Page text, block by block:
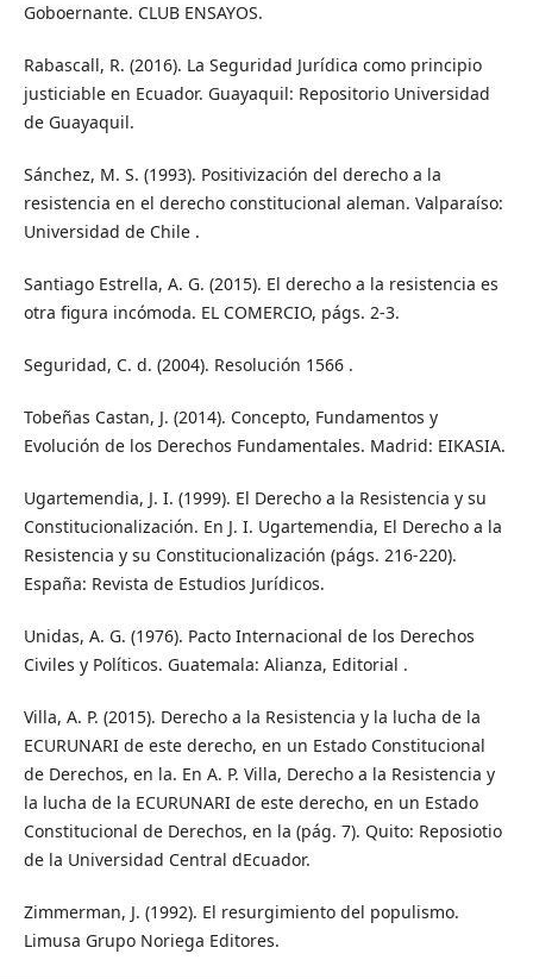
Goboernante. CLUB ENSAYOS.
Rabascall, R. (2016). La Seguridad Jurídica como principio
justiciable en Ecuador. Guayaquil: Repositorio Universidad
de Guayaquil.
Sánchez, M. S. (1993). Positivización del derecho a la
resistencia en el derecho constitucional aleman. Valparaíso:
Universidad de Chile .
Santiago Estrella, A. G. (2015). El derecho a la resistencia es
otra figura incómoda. EL COMERCIO, págs. 2-3.
Seguridad, C. d. (2004). Resolución 1566 .
Tobeñas Castan, J. (2014). Concepto, Fundamentos y
Evolución de los Derechos Fundamentales. Madrid: EIKASIA.
Ugartemendia, J. I. (1999). El Derecho a la Resistencia y su
Constitucionalización. En J. I. Ugartemendia, El Derecho a la
Resistencia y su Constitucionalización (págs. 216-220).
España: Revista de Estudios Jurídicos.
Unidas, A. G. (1976). Pacto Internacional de los Derechos
Civiles y Políticos. Guatemala: Alianza, Editorial .
Villa, A. P. (2015). Derecho a la Resistencia y la lucha de la
ECURUNARI de este derecho, en un Estado Constitucional
de Derechos, en la. En A. P. Villa, Derecho a la Resistencia y
la lucha de la ECURUNARI de este derecho, en un Estado
Constitucional de Derechos, en la (pág. 7). Quito: Reposiotio
de la Universidad Central dEcuador.
Zimmerman, J. (1992). El resurgimiento del populismo.
Limusa Grupo Noriega Editores.